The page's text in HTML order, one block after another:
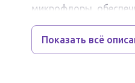
микрофлоры,
иммунитет.
Бифидобактерии,
Показать всё